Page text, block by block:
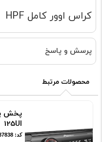
کراس اوور کامل HPF و LPF
پرسش و پاسخ
محصولات مرتبط
125UI
کد: 11837838